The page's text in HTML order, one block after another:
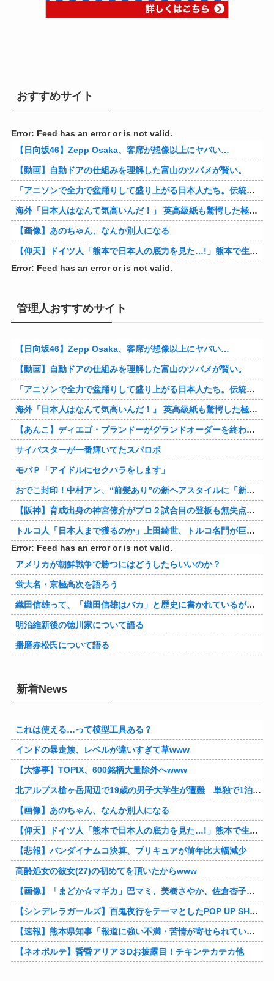
おすすめサイト
Error: Feed has an error or is not valid.
【日向坂46】Zepp Osaka、客席が想像以上にヤバい…
【動画】自動ドアの仕組みを理解した富山のツバメが賢い。
「アニソンで全力で盆踊りして盛り上がる日本人たち。伝統もオタクもこの熱量、素晴らしい」→女さんブチギレ「これを見て『日本の品格が落ちた』と思いま…
海外「日本人はなんて気高いんだ！」 英高級紙も驚愕した極限の中の日本人の姿に世界が衝撃
【画像】あのちゃん、なんか別人になる
【仰天】ドイツ人「熊本で日本人の底力を見た…!」熊本で生まれて初めて震度7の大地震を経験したドイツ人。直後、日本人たちの行動に衝撃を受けてしまう…
Error: Feed has an error or is not valid.
管理人おすすめサイト
【日向坂46】Zepp Osaka、客席が想像以上にヤバい…
【動画】自動ドアの仕組みを理解した富山のツバメが賢い。
「アニソンで全力で盆踊りして盛り上がる日本人たち。伝統もオタクもこの熱量、素晴らしい」→女さんブチギレ「これを見て『日本の品格が落ちた』と思いま…
海外「日本人はなんて気高いんだ！」 英高級紙も驚愕した極限の中の日本人の姿に世界が衝撃
【あんこ】ディエゴ・ブランドーがグランドオーダーを終わらせるようです【FGO二部】 第１６６話
サイバスターが一番輝いてたスパロボ
モバＰ「アイドルにセクハラをします」
おでこ封印！中村アン、“前髪あり”の新ヘアスタイルに「新鮮でたまらん」の声【画像】
【阪神】育成出身の神宮僚介がプロ２試合目の登板も無失点 ボスラーを三振に ピンチで抑えた
トルコ人「日本人まで獲るのか」上田綺世、トルコ名門が巨額の正式オファー！現地サポが騒然！【海外の反応】
Error: Feed has an error or is not valid.
アメリカが朝鮮戦争で勝つにはどうしたらいいのか？
蛍大名・京極高次を語ろう
織田信雄って、「織田信雄はバカ」と歴史に書かれているが今まで家が残っているんでバカではないよな？
明治維新後の徳川家について語る
播磨赤松氏について語る
新着News
これは使える…って模型工具ある？
インドの暴走族、レベルが違いすぎて草www
【大惨事】TOPIX、600銘柄大量除外へwww
北アルプス槍ヶ岳周辺で19歳の男子大学生が遭難 単独で1泊2日の予定で入山も連絡取れず 警察が9日以降捜索予定
【画像】あのちゃん、なんか別人になる
【仰天】ドイツ人「熊本で日本人の底力を見た…!」熊本で生まれて初めて震度7の大地震を経験したドイツ人。直後、日本人たちの行動に衝撃を受けてしまう…
【悲報】バンダイナムコ決算、プリキュアが前年比大幅減少
高齢処女の彼女(27)の初めてを頂いたからwww
【画像】「まどか☆マギカ」巴マミ、美樹さやか、佐倉杏子エロすぎ放課後えんこーハメ撮りどぴゅどぴゅエチエチが最高すぎる❣
【シンデレラガールズ】百鬼夜行をテーマとしたPOP UP SHOPが東京・大阪にて開催
【速報】熊本県知事「報道に強い不満・苦情が寄せられている」→TBSの報道特集がまさにそれな件他
【ネオポルテ】昏昏アリア３Dお披露目！チキンテカテカ他